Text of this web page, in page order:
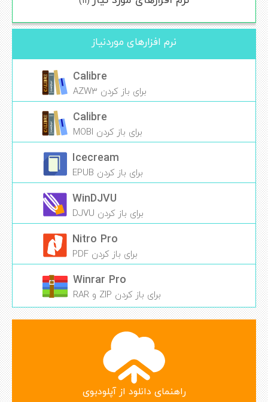
نرم افزارهای موردنیاز
Calibre
برای باز کردن AZW3
Calibre
برای باز کردن MOBI
Icecream
برای باز کردن EPUB
WinDJVU
برای باز کردن DJVU
Nitro Pro
برای باز کردن PDF
Winrar Pro
برای باز کردن ZIP و RAR
راهنمای دانلود از آپلودبوی